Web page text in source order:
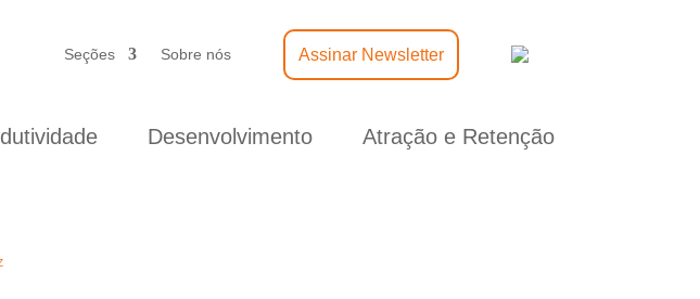
Seções Sobre nós Assinar Newsletter
Desenvolvimento Atração e Retenção